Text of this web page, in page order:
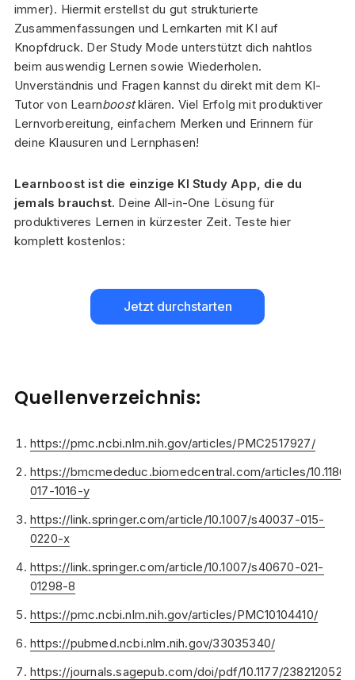
immer). Hiermit erstellst du gut strukturierte
Zusammenfassungen und Lernkarten mit KI auf
Knopfdruck. Der Study Mode unterstützt dich nahtlos
beim auswendig Lernen sowie Wiederholen.
Unverständnis und Fragen kannst du direkt mit dem KI-
Tutor von Learnboostklären. Viel Erfolg mit produktiver
Lernvorbereitung, einfachem Merken und Erinnern für
deine Klausuren und Lernphasen!
Learnboost ist die einzige KI Study App, die du
jemals brauchst. Deine All-in-One Lösung für
produktiveres Lernen in kürzester Zeit. Teste hier
komplett kostenlos:
Jetzt durchstarten
Quellenverzeichnis:
https://pmc.ncbi.nlm.nih.gov/articles/PMC2517927/
https://bmcmededuc.biomedcentral.com/articles/10.1186/
017-1016-y
https://link.springer.com/article/10.1007/s40037-015-
0220-x
https://link.springer.com/article/10.1007/s40670-021-
01298-8
https://pmc.ncbi.nlm.nih.gov/articles/PMC10104410/
https://pubmed.ncbi.nlm.nih.gov/33035340/
https://journals.sagepub.com/doi/pdf/10.1177/